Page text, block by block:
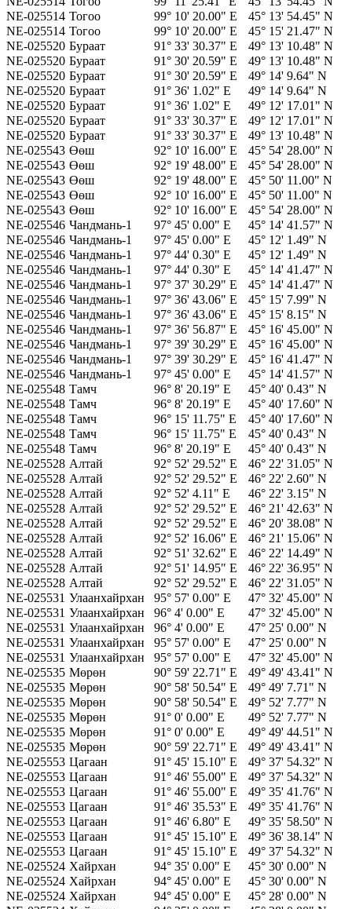
NE-025514 Тогоо 99° 10' 20.00" E
45° 13' 54.45" N
NE-025514 Тогоо 99° 10' 20.00" E
45° 15' 21.47" N
NE-025520 Бураат 91° 33' 30.37" E
49° 13' 10.48" N
NE-025520 Бураат 91° 30' 20.59" E
49° 13' 10.48" N
NE-025520 Бураат 91° 30' 20.59" E
49° 14' 9.64" N
NE-025520 Бураат 91° 36' 1.02" E
49° 14' 9.64" N
NE-025520 Бураат 91° 36' 1.02" E
49° 12' 17.01" N
NE-025520 Бураат 91° 33' 30.37" E
49° 12' 17.01" N
NE-025520 Бураат 91° 33' 30.37" E
49° 13' 10.48" N
NE-025543 Өөш 92° 10' 16.00" E
45° 54' 28.00" N
NE-025543 Өөш 92° 19' 48.00" E
45° 54' 28.00" N
NE-025543 Өөш 92° 19' 48.00" E
45° 50' 11.00" N
NE-025543 Өөш 92° 10' 16.00" E
45° 50' 11.00" N
NE-025543 Өөш 92° 10' 16.00" E
45° 54' 28.00" N
NE-025546 Чандмань-1 97° 45' 0.00" E
45° 14' 41.57" N
NE-025546 Чандмань-1 97° 45' 0.00" E
45° 12' 1.49" N
NE-025546 Чандмань-1 97° 44' 0.30" E
45° 12' 1.49" N
NE-025546 Чандмань-1 97° 44' 0.30" E
45° 14' 41.47" N
NE-025546 Чандмань-1 97° 37' 30.29" E
45° 14' 41.47" N
NE-025546 Чандмань-1 97° 36' 43.06" E
45° 15' 7.99" N
NE-025546 Чандмань-1 97° 36' 43.06" E
45° 15' 8.15" N
NE-025546 Чандмань-1 97° 36' 56.87" E
45° 16' 45.00" N
NE-025546 Чандмань-1 97° 39' 30.29" E
45° 16' 45.00" N
NE-025546 Чандмань-1 97° 39' 30.29" E
45° 16' 41.47" N
NE-025546 Чандмань-1 97° 45' 0.00" E
45° 14' 41.57" N
NE-025548 Тамч 96° 8' 20.19" E
45° 40' 0.43" N
NE-025548 Тамч 96° 8' 20.19" E
45° 40' 17.60" N
NE-025548 Тамч 96° 15' 11.75" E
45° 40' 17.60" N
NE-025548 Тамч 96° 15' 11.75" E
45° 40' 0.43" N
NE-025548 Тамч 96° 8' 20.19" E
45° 40' 0.43" N
NE-025528 Алтай 92° 52' 29.52" E
46° 22' 31.05" N
NE-025528 Алтай 92° 52' 29.52" E
46° 22' 2.60" N
NE-025528 Алтай 92° 52' 4.11" E
46° 22' 3.15" N
NE-025528 Алтай 92° 52' 29.52" E
46° 21' 42.63" N
NE-025528 Алтай 92° 52' 29.52" E
46° 20' 38.08" N
NE-025528 Алтай 92° 52' 16.06" E
46° 21' 15.06" N
NE-025528 Алтай 92° 51' 32.62" E
46° 22' 14.49" N
NE-025528 Алтай 92° 51' 14.95" E
46° 22' 36.95" N
NE-025528 Алтай 92° 52' 29.52" E
46° 22' 31.05" N
NE-025531 Улаанхайрхан 95° 57' 0.00" E
47° 32' 45.00" N
NE-025531 Улаанхайрхан 96° 4' 0.00" E
47° 32' 45.00" N
NE-025531 Улаанхайрхан 96° 4' 0.00" E
47° 25' 0.00" N
NE-025531 Улаанхайрхан 95° 57' 0.00" E
47° 25' 0.00" N
NE-025531 Улаанхайрхан 95° 57' 0.00" E
47° 32' 45.00" N
NE-025535 Мөрөн 90° 59' 22.71" E
49° 49' 43.41" N
NE-025535 Мөрөн 90° 58' 50.54" E
49° 49' 7.71" N
NE-025535 Мөрөн 90° 58' 50.54" E
49° 52' 7.77" N
NE-025535 Мөрөн 91° 0' 0.00" E
49° 52' 7.77" N
NE-025535 Мөрөн 91° 0' 0.00" E
49° 49' 44.51" N
NE-025535 Мөрөн 90° 59' 22.71" E
49° 49' 43.41" N
NE-025553 Цагаан 91° 45' 15.10" E
49° 37' 54.32" N
NE-025553 Цагаан 91° 46' 55.00" E
49° 37' 54.32" N
NE-025553 Цагаан 91° 46' 55.00" E
49° 35' 41.76" N
NE-025553 Цагаан 91° 46' 35.53" E
49° 35' 41.76" N
NE-025553 Цагаан 91° 46' 6.80" E
49° 35' 58.50" N
NE-025553 Цагаан 91° 45' 15.10" E
49° 36' 38.14" N
NE-025553 Цагаан 91° 45' 15.10" E
49° 37' 54.32" N
NE-025524 Хайрхан 94° 35' 0.00" E
45° 30' 0.00" N
NE-025524 Хайрхан 94° 45' 0.00" E
45° 30' 0.00" N
NE-025524 Хайрхан 94° 45' 0.00" E
45° 28' 0.00" N